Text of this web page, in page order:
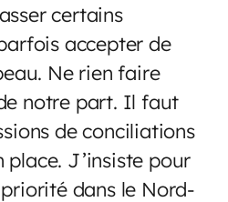
certains
accepter de
Ne rien faire
notre part. Il faut
de conciliations
J’insiste pour
priorité dans le Nord-